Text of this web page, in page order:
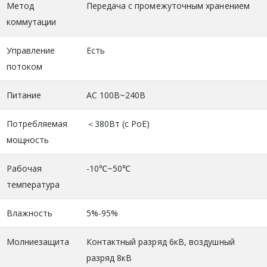
Метод
коммутации
Передача с промежуточным хранением
Управление
потоком
Есть
Питание AC 100В~240В
Потребляемая
мощность
＜380Вт (с PoE)
Рабочая
температура
-10℃~50℃
Влажность 5%-95%
Молниезащита
Контактный разряд 6кВ, воздушный
разряд 8кВ